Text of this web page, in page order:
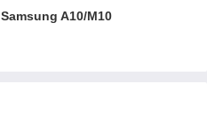
Samsung A10/M10